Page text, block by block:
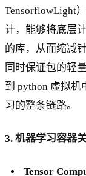
TensorflowLight
计，能够将底层
的库，从而缩减
同时保证包的轻
到 python 虚拟
习的整条链路。
3. 机器学习容器
Tensor